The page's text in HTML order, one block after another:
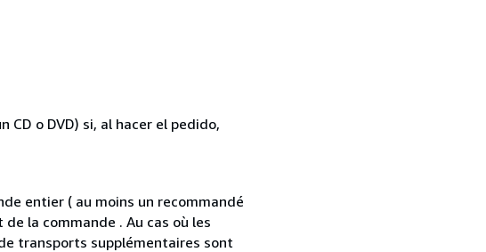
o DVD) si, al hacer el pedido,
entier ( au moins un recommandé
la commande . Au cas où les
transports supplémentaires sont